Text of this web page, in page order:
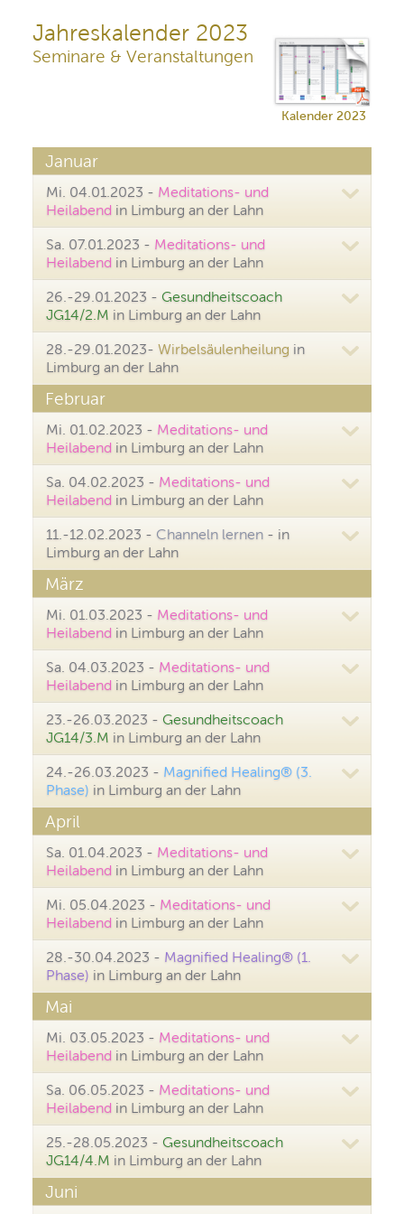
Jahreskalender 2023
Kalender 2023
Seminare & Veranstaltungen
Januar
Mi. 04.01.2023 - Meditations- und
Heilabend in Limburg an der Lahn
Sa. 07.01.2023 - Meditations- und
Heilabend in Limburg an der Lahn
26.-29.01.2023 - Gesundheitscoach
JG14/2.M in Limburg an der Lahn
28.-29.01.2023- Wirbelsäulenheilung in
Limburg an der Lahn
Februar
Mi. 01.02.2023 - Meditations- und
Heilabend in Limburg an der Lahn
Sa. 04.02.2023 - Meditations- und
Heilabend in Limburg an der Lahn
11.-12.02.2023 - Channeln lernen - in
Limburg an der Lahn
März
Mi. 01.03.2023 - Meditations- und
Heilabend in Limburg an der Lahn
Sa. 04.03.2023 - Meditations- und
Heilabend in Limburg an der Lahn
23.-26.03.2023 - Gesundheitscoach
JG14/3.M in Limburg an der Lahn
24.-26.03.2023 - Magnified Healing® (3.
Phase) in Limburg an der Lahn
April
Sa. 01.04.2023 - Meditations- und
Heilabend in Limburg an der Lahn
Mi. 05.04.2023 - Meditations- und
Heilabend in Limburg an der Lahn
28.-30.04.2023 - Magnified Healing® (1.
Phase) in Limburg an der Lahn
Mai
Mi. 03.05.2023 - Meditations- und
Heilabend in Limburg an der Lahn
Sa. 06.05.2023 - Meditations- und
Heilabend in Limburg an der Lahn
25.-28.05.2023 - Gesundheitscoach
JG14/4.M in Limburg an der Lahn
Juni